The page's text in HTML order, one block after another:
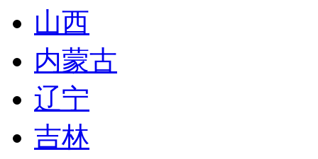
山西
内蒙古
辽宁
吉林